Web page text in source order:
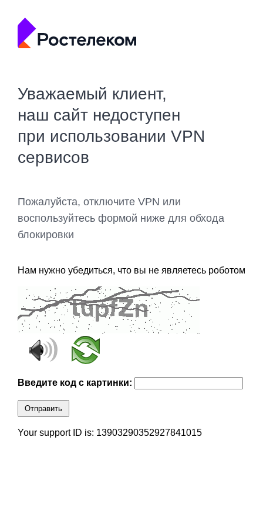
Уважаемый клиент,
наш сайт недоступен
при использовании VPN
сервисов
Пожалуйста, отключите VPN или
воспользуйтесь формой ниже для обхода
блокировки
Нам нужно убедиться, что вы не являетесь роботом
Введите код с картинки:
Отправить
Your support ID is: 13903290352927841015